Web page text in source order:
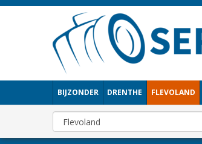
BIJZONDER DRENTHE FLEVOLAND